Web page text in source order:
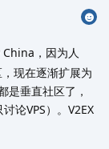
，因为人
现在逐渐扩展为
是垂直社区了，
论VPS）。V2EX